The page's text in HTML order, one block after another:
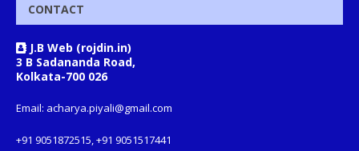
CONTACT
J.B Web (rojdin.in)
3 B Sadananda Road,
Kolkata-700 026
Email: acharya.piyali@gmail.com
+91 9051872515, +91 9051517441